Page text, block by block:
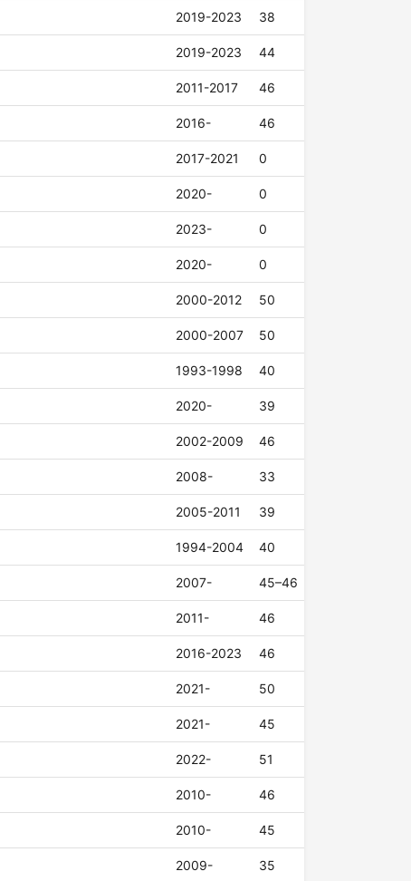
2019-2023 38
2019-2023 44
2011-2017 46
2016- 46
2017-2021 0
2020- 0
2023- 0
2020- 0
2000-2012 50
2000-2007 50
1993-1998 40
2020- 39
2002-2009 46
2008- 33
2005-2011 39
1994-2004 40
2007- 45–46
2011- 46
2016-2023 46
2021- 50
2021- 45
2022- 51
2010- 46
2010- 45
2009- 35